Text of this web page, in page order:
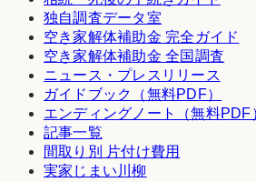
独自調査データ室
空き家解体補助金 完全ガイド
空き家解体補助金 全国調査
ニュース・プレスリリース
ガイドブック（無料PDF）
エンディングノート（無料PDF
記事一覧
間取り別 片付け費用
実家じまい川柳